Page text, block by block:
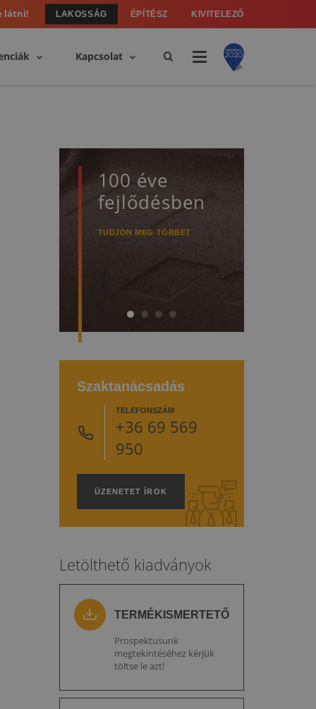
látni! LAKOSSÁG ÉPÍTÉSZ KIVITELEZŐ
Kapcsolat
100 éve
fejlődésben
TUDJON MEG TÖBBET
Szaktanácsadás
TELEFONSZÁM
+36 69 569
950
ÜZENETET ÍROK
Letölthető kiadványok
TERMÉKISMERTETŐ
Prospektusunk
megtekintéséhez kérjük
töltse le azt!